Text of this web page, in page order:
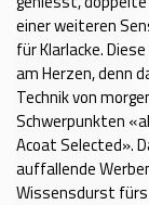
einer weiteren
für Klarlacke.
am Herzen, denn
Technik von
Schwerpunkten
Acoat Selected».
auffallende
Wissensdurst